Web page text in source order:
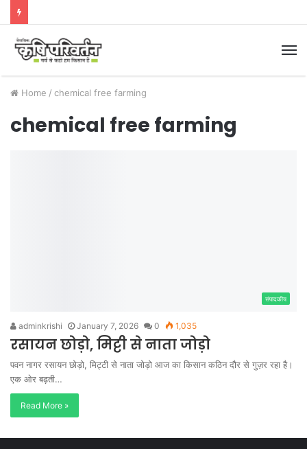
Home / chemical free farming
chemical free farming
संपादकीय
adminkrishi January 7, 2026 0 1,035
रसायन छोड़ो, मिट्टी से नाता जोड़ो
पवन नागर रसायन छोड़ो, मिट्टी से नाता जोड़ो आज का किसान कठिन दौर से गुज़र रहा है।
एक ओर बढ़ती…
Read More »